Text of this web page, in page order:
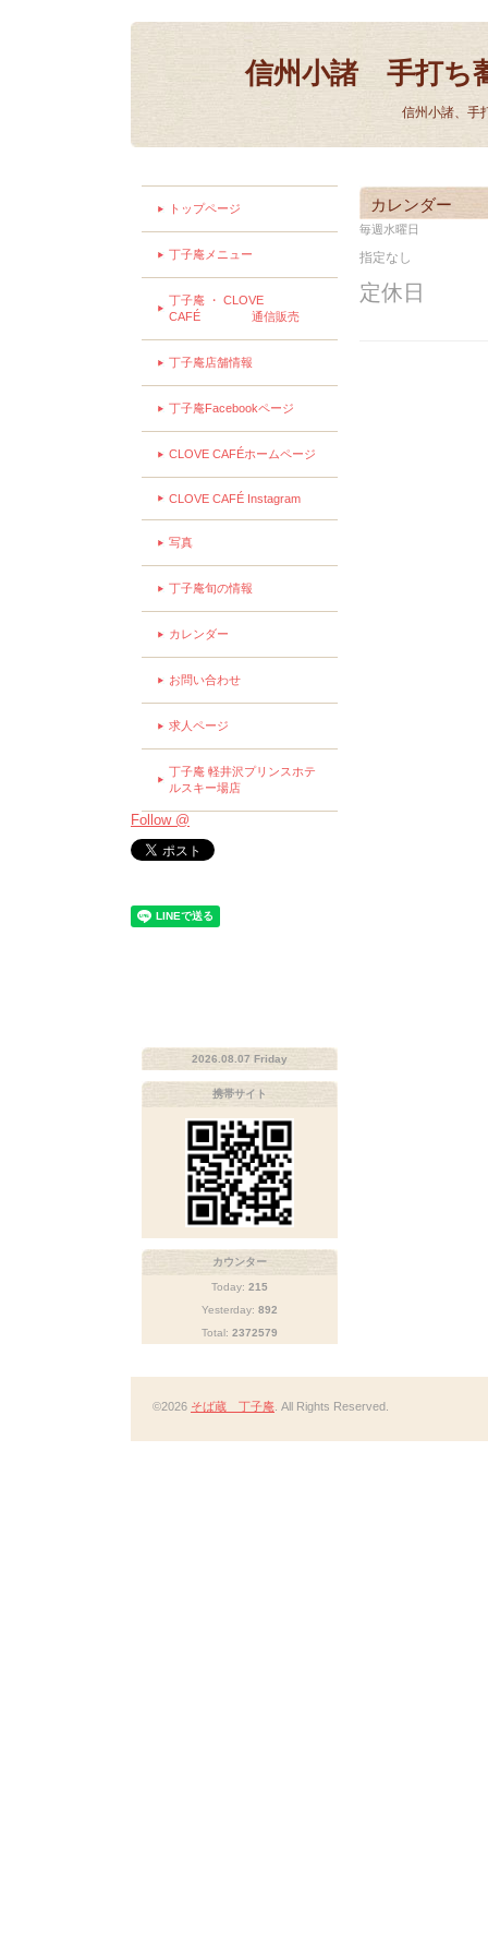
信州小諸 手打ち
信州小諸、手
カレンダー
毎週水曜日
指定なし
定休日
トップページ
丁子庵メニュー
丁子庵 ・ CLOVE
CAFÉ 通信販売
丁子庵店舗情報
丁子庵Facebookページ
CLOVE CAFÉホームページ
CLOVE CAFÉ Instagram
写真
丁子庵旬の情報
カレンダー
お問い合わせ
求人ページ
丁子庵 軽井沢プリンスホテ
ルスキー場店
Follow @
2026.08.07 Friday
携帯サイト
カウンター
Today: 215
Yesterday: 892
Total: 2372579
©2026 そば蔵 丁子庵 . All Rights Reserved.